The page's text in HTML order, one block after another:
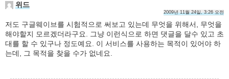
위드
2009년 11월 24일, 3:26 오전
저도 구글웨이브를 시험적으로 써보고 있는데 무엇을 위해서, 무엇을
해야할지 모르겠더라구요. 그냥 이런식으로 하면 댓글을 달수 있고 초
대를 할 수 있구나 정도예요. 이 서비스를 사용하는 목적이 있어야 하
는데, 그 목적을 찾을 수가 없네요.